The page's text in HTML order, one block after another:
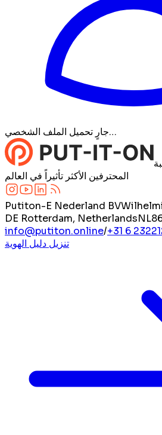
جارٍ تحميل الملف الشخصي…
المحترفين الأكثر تأثيراً في العالم
Putiton-E Nederland BV
DE Rotterdam, Netherlands
info@putiton.online/+31 6
تنزيل دليل الهوية